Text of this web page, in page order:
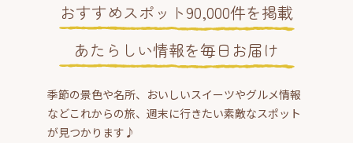
おすすめスポット90,000件を掲載
あたらしい情報を毎日お届け
季節の景色や名所、おいしいスイーツやグルメ情報
などこれからの旅、週末に行きたい素敵なスポット
が見つかります♪